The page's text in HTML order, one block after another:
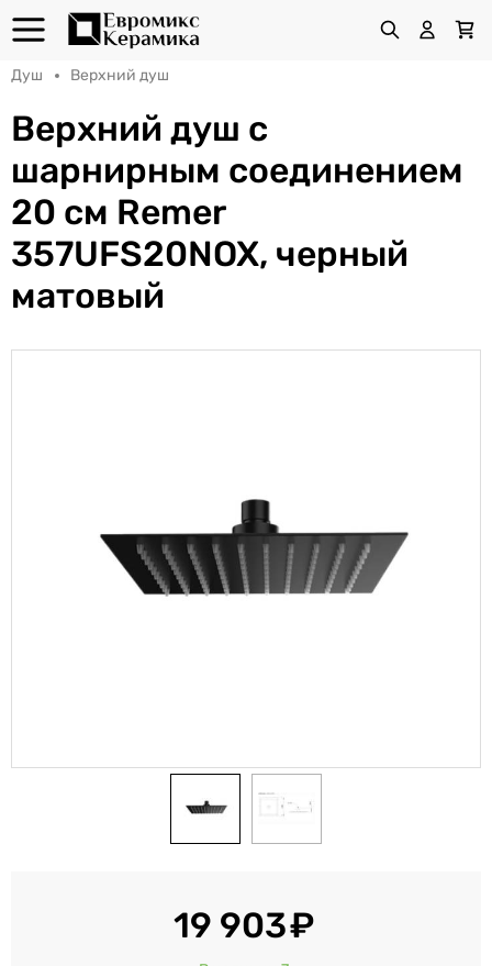
Душ Верхний душ
Верхний душ с
шарнирным соединением
20 см Remer
357UFS20NOX, черный
матовый
19 903